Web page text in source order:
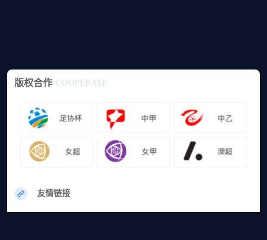
版权合作 COOPERATE
友情链接